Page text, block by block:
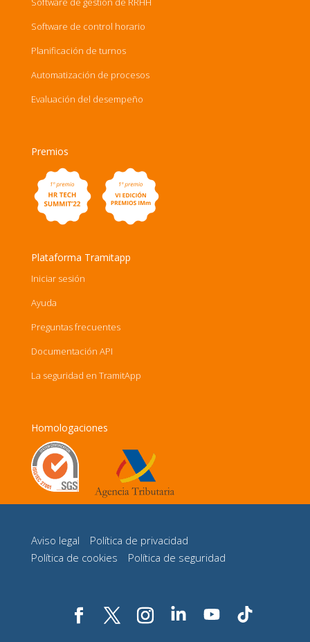
Software de control horario
Planificación de turnos
Automatización de procesos
Evaluación del desempeño
Premios
Plataforma Tramitapp
Iniciar sesión
Ayuda
Preguntas frecuentes
Documentación API
La seguridad en TramitApp
Homologaciones
Aviso legal
Política de privacidad
Política de cookies
Política de seguridad